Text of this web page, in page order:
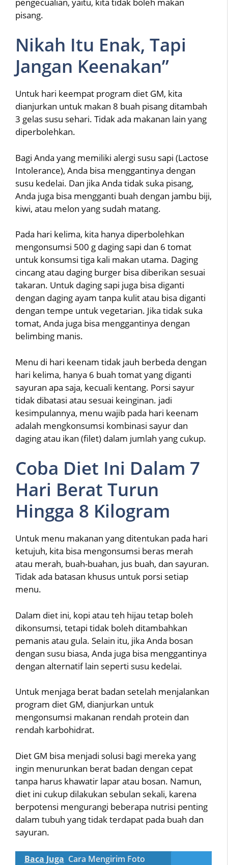
pisang.
Nikah Itu Enak, Tapi
Jangan Keenakan”
Untuk hari keempat program diet GM, kita
dianjurkan untuk makan 8 buah pisang ditambah
3 gelas susu sehari. Tidak ada makanan lain yang
diperbolehkan.
Bagi Anda yang memiliki alergi susu sapi (Lactose
Intolerance), Anda bisa menggantinya dengan
susu kedelai. Dan jika Anda tidak suka pisang,
Anda juga bisa mengganti buah dengan jambu biji,
kiwi, atau melon yang sudah matang.
Pada hari kelima, kita hanya diperbolehkan
mengonsumsi 500 g daging sapi dan 6 tomat
untuk konsumsi tiga kali makan utama. Daging
cincang atau daging burger bisa diberikan sesuai
takaran. Untuk daging sapi juga bisa diganti
dengan daging ayam tanpa kulit atau bisa diganti
dengan tempe untuk vegetarian. Jika tidak suka
tomat, Anda juga bisa menggantinya dengan
belimbing manis.
Menu di hari keenam tidak jauh berbeda dengan
hari kelima, hanya 6 buah tomat yang diganti
sayuran apa saja, kecuali kentang. Porsi sayur
tidak dibatasi atau sesuai keinginan. jadi
kesimpulannya, menu wajib pada hari keenam
adalah mengkonsumsi kombinasi sayur dan
daging atau ikan (filet) dalam jumlah yang cukup.
Coba Diet Ini Dalam 7
Hari Berat Turun
Hingga 8 Kilogram
Untuk menu makanan yang ditentukan pada hari
ketujuh, kita bisa mengonsumsi beras merah
atau merah, buah-buahan, jus buah, dan sayuran.
Tidak ada batasan khusus untuk porsi setiap
menu.
Dalam diet ini, kopi atau teh hijau tetap boleh
dikonsumsi, tetapi tidak boleh ditambahkan
pemanis atau gula. Selain itu, jika Anda bosan
dengan susu biasa, Anda juga bisa menggantinya
dengan alternatif lain seperti susu kedelai.
Untuk menjaga berat badan setelah menjalankan
program diet GM, dianjurkan untuk
mengonsumsi makanan rendah protein dan
rendah karbohidrat.
Diet GM bisa menjadi solusi bagi mereka yang
ingin menurunkan berat badan dengan cepat
tanpa harus khawatir lapar atau bosan. Namun,
diet ini cukup dilakukan sebulan sekali, karena
berpotensi mengurangi beberapa nutrisi penting
dalam tubuh yang tidak terdapat pada buah dan
sayuran.
Baca Juga Cara Mengirim Foto